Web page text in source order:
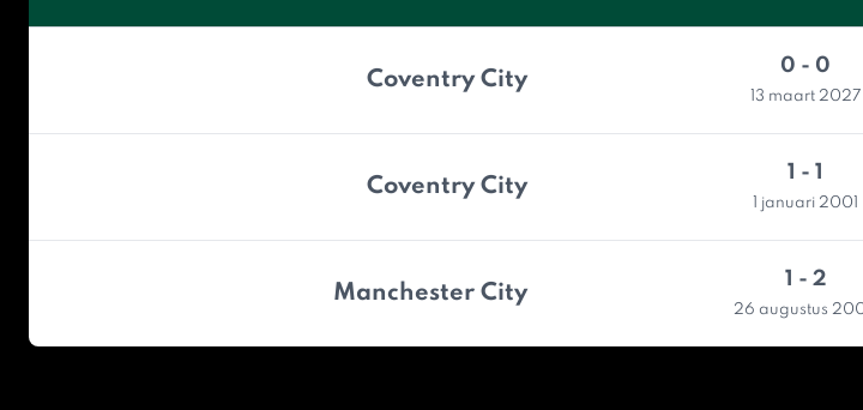
Coventry City
0 - 0
13 maart 2027
Coventry City
1 - 1
1 januari 2001
Manchester City
1 - 2
26 augustus